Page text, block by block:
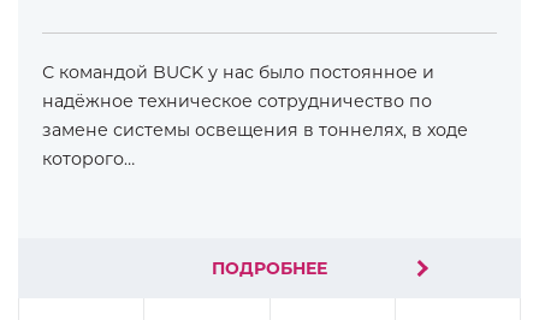
С командой BUCK у нас было постоянное и
надёжное техническое сотрудничество по
замене системы освещения в тоннелях, в ходе
которого…
ПОДРОБНЕЕ